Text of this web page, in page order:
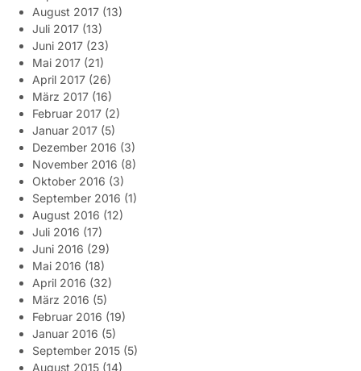
August 2017 (13)
Juli 2017 (13)
Juni 2017 (23)
Mai 2017 (21)
April 2017 (26)
März 2017 (16)
Februar 2017 (2)
Januar 2017 (5)
Dezember 2016 (3)
November 2016 (8)
Oktober 2016 (3)
September 2016 (1)
August 2016 (12)
Juli 2016 (17)
Juni 2016 (29)
Mai 2016 (18)
April 2016 (32)
März 2016 (5)
Februar 2016 (19)
Januar 2016 (5)
September 2015 (5)
August 2015 (14)